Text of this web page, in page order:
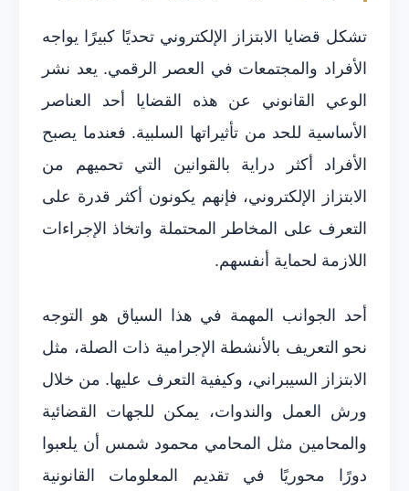
تشكل قضايا الابتزاز الإلكتروني تحديًا كبيرًا يواجه
الأفراد والمجتمعات في العصر الرقمي. يعد نشر
الوعي القانوني عن هذه القضايا أحد العناصر
الأساسية للحد من تأثيراتها السلبية. فعندما يصبح
الأفراد أكثر دراية بالقوانين التي تحميهم من
الابتزاز الإلكتروني، فإنهم يكونون أكثر قدرة على
التعرف على المخاطر المحتملة واتخاذ الإجراءات
اللازمة لحماية أنفسهم.
أحد الجوانب المهمة في هذا السياق هو التوجه
نحو التعريف بالأنشطة الإجرامية ذات الصلة، مثل
الابتزاز السيبراني، وكيفية التعرف عليها. من خلال
ورش العمل والندوات، يمكن للجهات القضائية
والمحامين مثل المحامي محمود شمس أن يلعبوا
دورًا محوريًا في تقديم المعلومات القانونية